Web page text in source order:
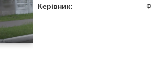
Керівник